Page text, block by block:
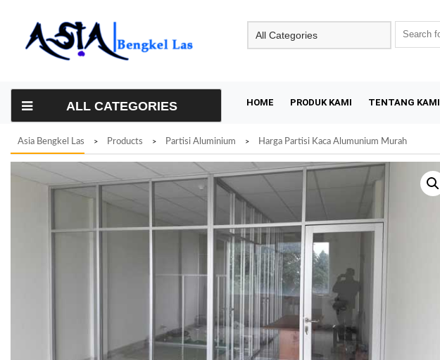
content
ALL CATEGORIES HOME PRODUK KAMI TENTANG KAMI
Asia Bengkel Las > Products > Partisi Aluminium > Harga Partisi Kaca Alumunium Murah